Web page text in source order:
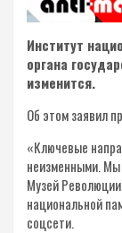
Институт
органа
изменится.
Об этом заявил
«Ключевые
неизменными.
Музей
национальной
соцсети.